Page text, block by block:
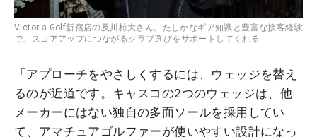
Victoria Golf新宿店の及川椋大さん。たしかなギア知識と豊富な接客経験
で、スコアアップにつながるクラブ選びをサポートしてくれる
「アプローチをやさしくするには、ウェッジを替え
るのが近道です。キャスコの2つのウェッジは、他
メーカーにはない独自の多面ソールを採用してい
て、アマチュアゴルファーが使いやすい設計になっ